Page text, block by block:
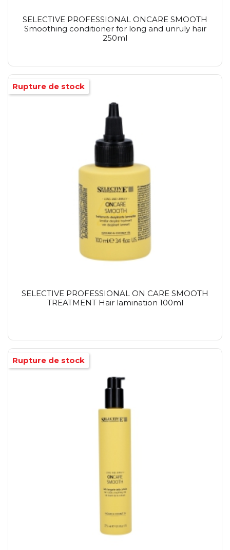
SELECTIVE PROFESSIONAL ONCARE SMOOTH
Smoothing conditioner for long and unruly hair
250ml
SELECTIVE PROFESSIONAL ON CARE SMOOTH
TREATMENT Hair lamination 100ml
Rupture de stock
Rupture de stock